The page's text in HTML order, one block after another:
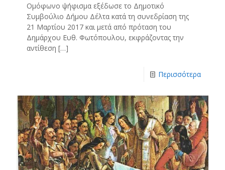
Ομόφωνο ψήφισμα εξέδωσε το Δημοτικό
Συμβούλιο Δήμου Δέλτα κατά τη συνεδρίαση της
21 Μαρτίου 2017 και μετά από πρόταση του
Δημάρχου Ευθ. Φωτόπουλου, εκφράζοντας την
αντίθεση […]
Περισσότερα